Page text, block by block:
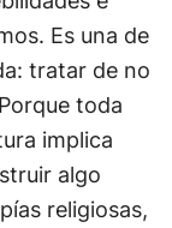
Es una de
tratar de no
toda
implica
algo
religiosas,